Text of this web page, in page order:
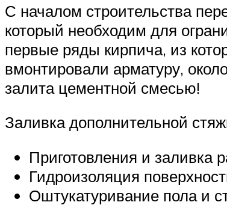
С началом строительства
который необходим для
первые ряды кирпича, из
вмонтировали арматуру,
залита цементной смесью!
Заливка дополнительной
Приготовления и заливка
Гидроизоляция
Оштукатуривание пола и